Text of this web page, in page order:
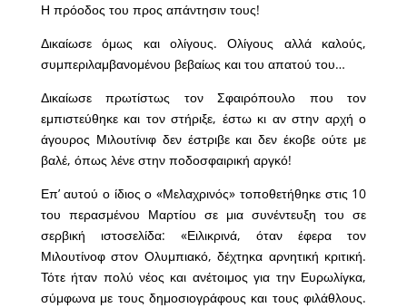
Η πρόοδος του προς απάντησιν τους!
Δικαίωσε όμως και ολίγους. Ολίγους αλλά καλούς,
συμπεριλαμβανομένου βεβαίως και του απατού του…
Δικαίωσε πρωτίστως τον Σφαιρόπουλο που τον
εμπιστεύθηκε και τον στήριξε, έστω κι αν στην αρχή ο
άγουρος Μιλουτίνιφ δεν έστριβε και δεν έκοβε ούτε με
βαλέ, όπως λένε στην ποδοσφαιρική αργκό!
Επ’ αυτού ο ίδιος ο «Μελαχρινός» τοποθετήθηκε στις 10
του περασμένου Μαρτίου σε μια συνέντευξη του σε
σερβική ιστοσελίδα: «Ειλικρινά, όταν έφερα τον
Μιλουτίνοφ στον Ολυμπιακό, δέχτηκα αρνητική κριτική.
Τότε ήταν πολύ νέος και ανέτοιμος για την Ευρωλίγκα,
σύμφωνα με τους δημοσιογράφους και τους φιλάθλους.